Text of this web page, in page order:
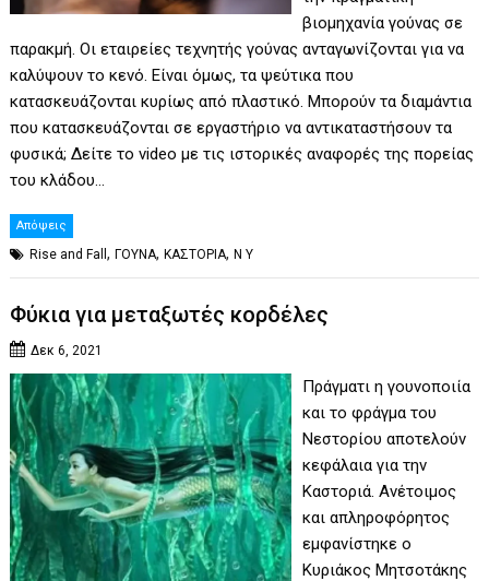
βιομηχανία γούνας σε
παρακμή. Οι εταιρείες τεχνητής γούνας ανταγωνίζονται για να
καλύψουν το κενό. Είναι όμως, τα ψεύτικα που
κατασκευάζονται κυρίως από πλαστικό. Μπορούν τα διαμάντια
που κατασκευάζονται σε εργαστήριο να αντικαταστήσουν τα
φυσικά; Δείτε το video με τις ιστορικές αναφορές της πορείας
του κλάδου…
Απόψεις
Rise and Fall,ΓΟΥΝΑ,ΚΑΣΤΟΡΙΑ,Ν Υ
Φύκια για μεταξωτές κορδέλες
Δεκ 6, 2021
Πράγματι η γουνοποιία
και το φράγμα του
Νεστορίου αποτελούν
κεφάλαια για την
Καστοριά. Ανέτοιμος
και απληροφόρητος
εμφανίστηκε ο
Κυριάκος Μητσοτάκης